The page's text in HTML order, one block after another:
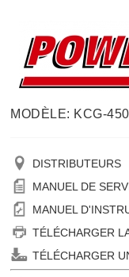
MODÈLE: KCG-
DISTRIBUTEURS
MANUEL DE
MANUEL
TÉLÉCHARGER
TÉLÉCHARGER